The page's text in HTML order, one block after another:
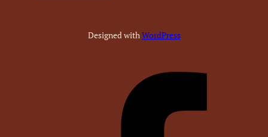
Designed withWordPress